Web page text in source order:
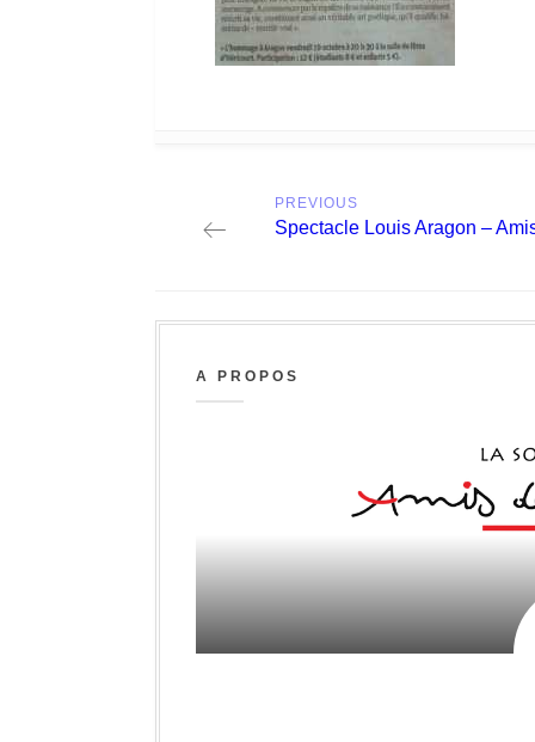
navigation
PREVIOUS
Previous
Spectacle Louis Aragon –
A PROPOS